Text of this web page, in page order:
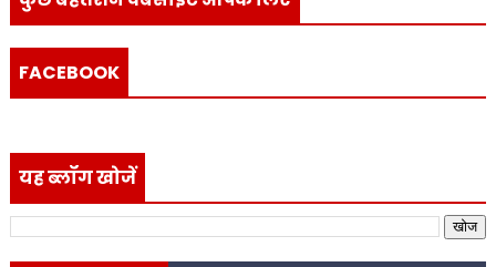
FACEBOOK
यह ब्लॉग खोजें